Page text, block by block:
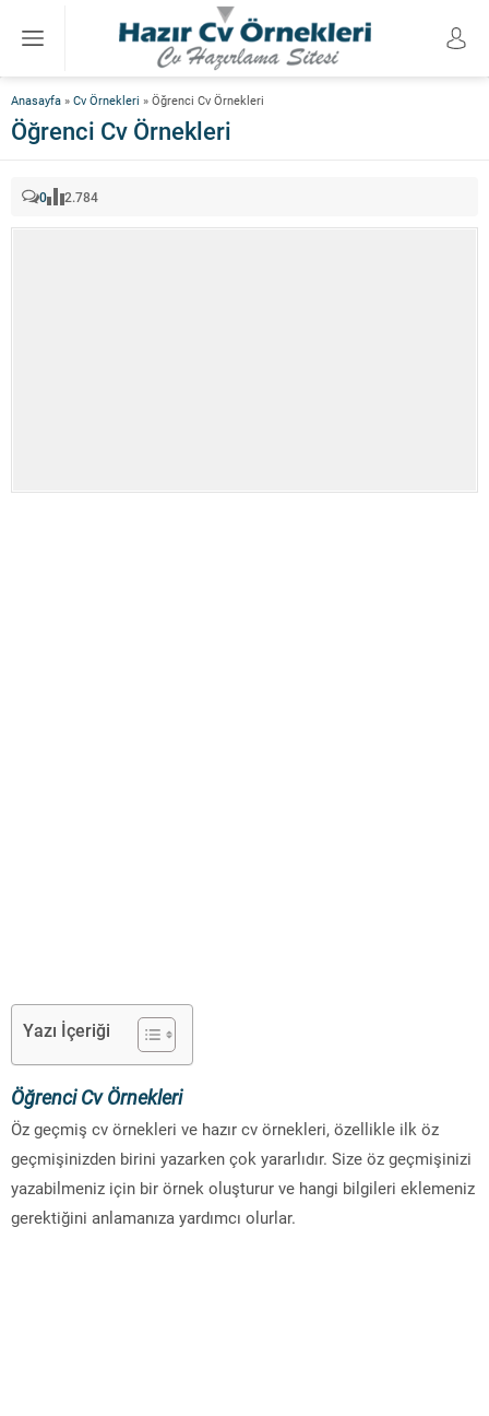
Anasayfa » Cv Örnekleri » Öğrenci Cv Örnekleri
Öğrenci Cv Örnekleri
0 2.784
Yazı İçeriği
Öğrenci Cv Örnekleri
Öz geçmiş cv örnekleri ve hazır cv örnekleri, özellikle ilk öz
geçmişinizden birini yazarken çok yararlıdır. Size öz geçmişinizi
yazabilmeniz için bir örnek oluşturur ve hangi bilgileri eklemeniz
gerektiğini anlamanıza yardımcı olurlar.